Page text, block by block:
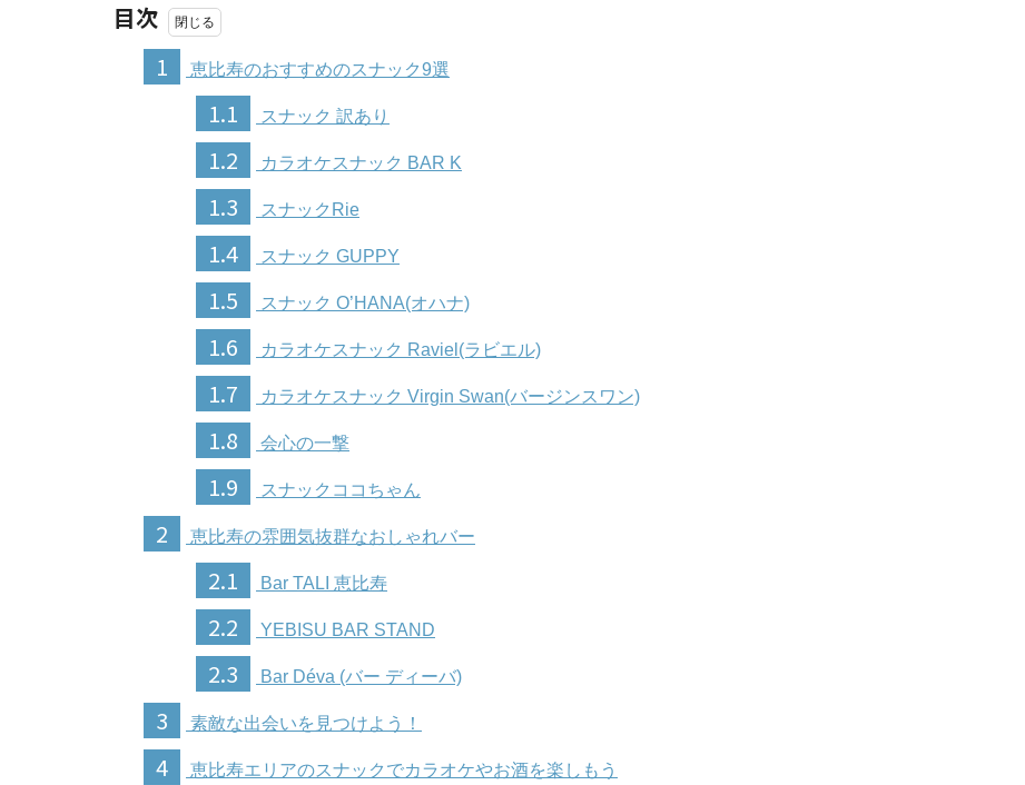
目次
1
恵比寿のおすすめのスナック9選
1.1 スナック 訳あり
1.2 カラオケスナック BAR K
1.3 スナックRie
1.4 スナック GUPPY
1.5 スナック O’HANA(オハナ)
1.6 カラオケスナック Raviel(ラビエル)
1.7 カラオケスナック Virgin Swan(バージンスワン)
1.8 会心の一撃
1.9 スナックココちゃん
2 恵比寿の雰囲気抜群なおしゃれバー
2.1 Bar TALI 恵比寿
2.2 YEBISU BAR STAND
2.3 Bar Déva (バー ディーバ)
3 素敵な出会いを見つけよう！
4 恵比寿エリアのスナックでカラオケやお酒を楽しもう